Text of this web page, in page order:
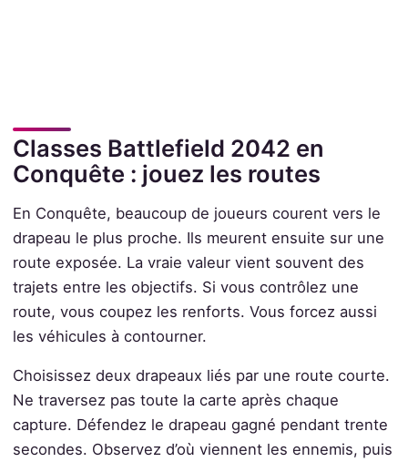
Classes Battlefield 2042 en
Conquête : jouez les routes
En Conquête, beaucoup de joueurs courent vers le
drapeau le plus proche. Ils meurent ensuite sur une
route exposée. La vraie valeur vient souvent des
trajets entre les objectifs. Si vous contrôlez une
route, vous coupez les renforts. Vous forcez aussi
les véhicules à contourner.
Choisissez deux drapeaux liés par une route courte.
Ne traversez pas toute la carte après chaque
capture. Défendez le drapeau gagné pendant trente
secondes. Observez d’où viennent les ennemis, puis